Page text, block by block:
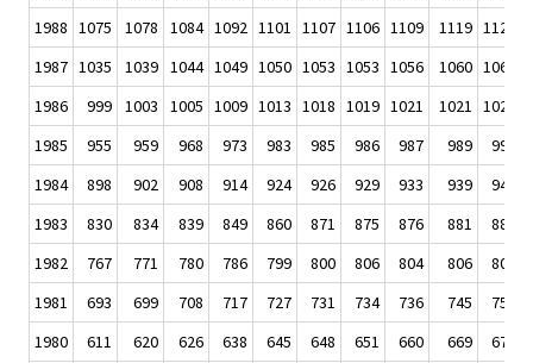
1988 1075 1078 1084 1092 1101 1107 1106 1109 1119 1120
1987 1035 1039 1044 1049 1050 1053 1053 1056 1060 1062
1986
999 1003 1005 1009 1013 1018 1019 1021 1021 1024
1985
955 959 968 973 983 985 986 987 989
990
1984
898 902 908 914 924 926 929 933 939
944
1983
830 834 839 849 860 871 875 876 881
883
1982
767 771 780 786 799 800 806 804 806
809
1981
693 699 708 717 727 731 734 736 745
752
1980
611 620 626 638 645 648 651 660 669 676